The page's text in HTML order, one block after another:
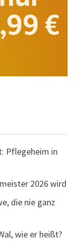
Pflegeheim in
2026 wird
die nie ganz
wie er heißt?